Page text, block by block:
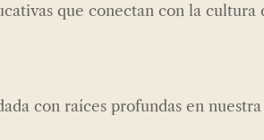
que conectan con la cultura
con raíces profundas en